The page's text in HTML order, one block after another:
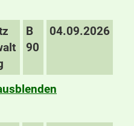
B
90
04.09.2026